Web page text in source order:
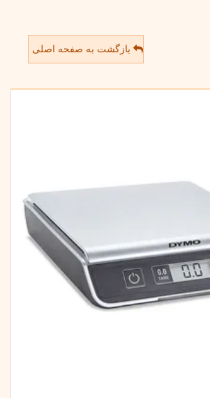
بازگشت به صفحه اصلی